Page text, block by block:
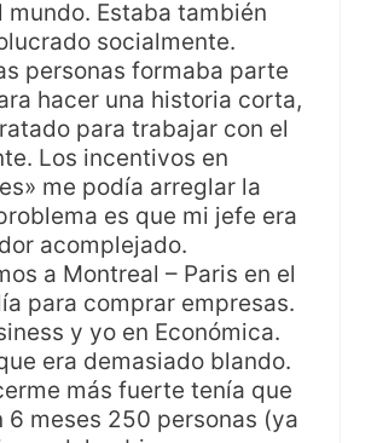
mundo. Estaba también
socialmente.
personas formaba parte
hacer una historia corta,
para trabajar con el
Los incentivos en
me podía arreglar la
es que mi jefe era
acomplejado.
a Montreal – Paris en el
para comprar empresas.
y yo en Económica.
era demasiado blando.
más fuerte tenía que
6 meses 250 personas (ya